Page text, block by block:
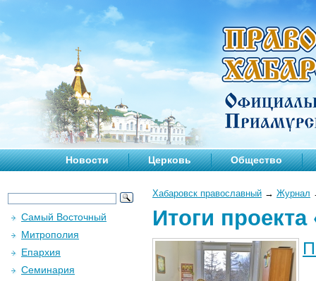
Новости Церковь Общество
Хабаровск православный → Журнал
Итоги
Самый Восточный
Митрополия
Епархия
Семинария